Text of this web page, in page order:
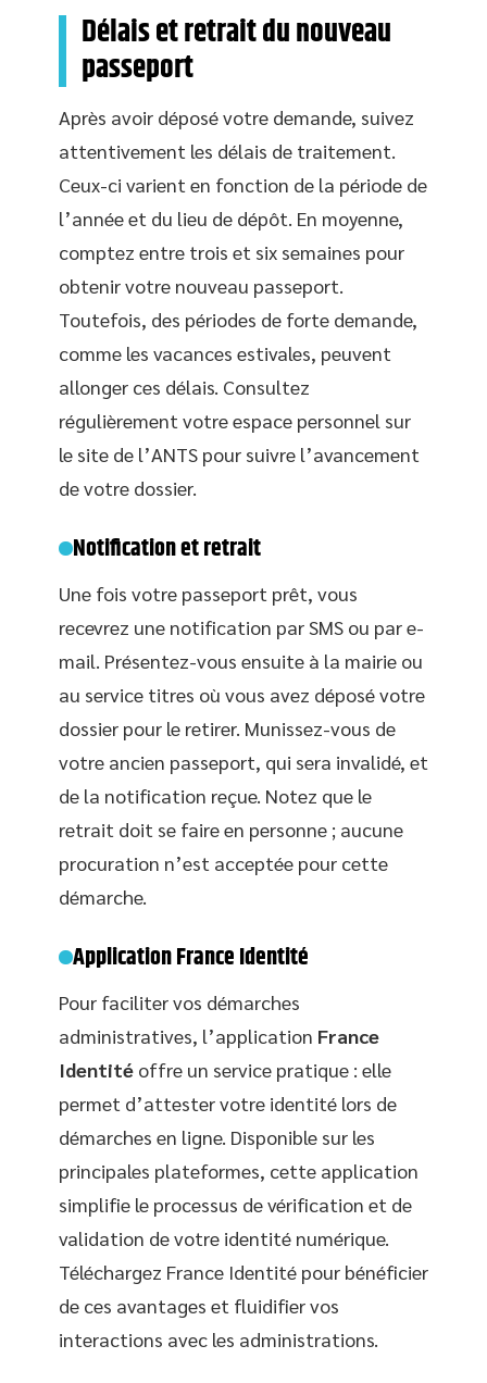
Délais et retrait du nouveau
passeport
Après avoir déposé votre demande, suivez
attentivement les délais de traitement.
Ceux-ci varient en fonction de la période de
l’année et du lieu de dépôt. En moyenne,
comptez entre trois et six semaines pour
obtenir votre nouveau passeport.
Toutefois, des périodes de forte demande,
comme les vacances estivales, peuvent
allonger ces délais. Consultez
régulièrement votre espace personnel sur
le site de l’ANTS pour suivre l’avancement
de votre dossier.
Notification et retrait
Une fois votre passeport prêt, vous
recevrez une notification par SMS ou par e-
mail. Présentez-vous ensuite à la mairie ou
au service titres où vous avez déposé votre
dossier pour le retirer. Munissez-vous de
votre ancien passeport, qui sera invalidé, et
de la notification reçue. Notez que le
retrait doit se faire en personne ; aucune
procuration n’est acceptée pour cette
démarche.
Application France Identité
Pour faciliter vos démarches
administratives, l’application France
Identité offre un service pratique : elle
permet d’attester votre identité lors de
démarches en ligne. Disponible sur les
principales plateformes, cette application
simplifie le processus de vérification et de
validation de votre identité numérique.
Téléchargez France Identité pour bénéficier
de ces avantages et fluidifier vos
interactions avec les administrations.